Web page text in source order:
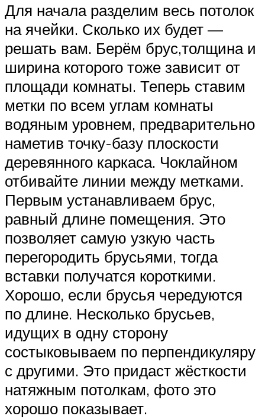
Для начала разделим весь потолок
на ячейки. Сколько их будет —
решать вам. Берём брус,толщина и
ширина которого тоже зависит от
площади комнаты. Теперь ставим
метки по всем углам комнаты
водяным уровнем, предварительно
наметив точку-базу плоскости
деревянного каркаса. Чоклайном
отбивайте линии между метками.
Первым устанавливаем брус,
равный длине помещения. Это
позволяет самую узкую часть
перегородить брусьями, тогда
вставки получатся короткими.
Хорошо, если брусья чередуются
по длине. Несколько брусьев,
идущих в одну сторону
состыковываем по перпендикуляру
с другими. Это придаст жёсткости
натяжным потолкам, фото это
хорошо показывает.